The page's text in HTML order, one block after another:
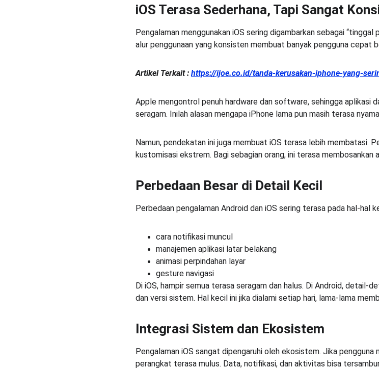
iOS Terasa Sederhana, Tapi Sangat
Pengalaman menggunakan iOS sering digambarkan sebagai “tinggal
alur penggunaan yang konsisten membuat banyak pengguna cepat
Artikel Terkait : https://ijoe.co.id/tanda-kerusakan-iphone-yang-
Apple mengontrol penuh hardware dan software, sehingga aplikasi
seragam. Inilah alasan mengapa iPhone lama pun masih terasa
Namun, pendekatan ini juga membuat iOS terasa lebih membatasi.
kustomisasi ekstrem. Bagi sebagian orang, ini terasa membosankan
Perbedaan Besar di Detail Kecil
Perbedaan pengalaman Android dan iOS sering terasa pada hal-hal
cara notifikasi muncul
manajemen aplikasi latar belakang
animasi perpindahan layar
gesture navigasi
Di iOS, hampir semua terasa seragam dan halus. Di Android, detail-
dan versi sistem. Hal kecil ini jika dialami setiap hari, lama-lama
Integrasi Sistem dan Ekosistem
Pengalaman iOS sangat dipengaruhi oleh ekosistem. Jika
perangkat terasa mulus. Data, notifikasi, dan aktivitas bisa